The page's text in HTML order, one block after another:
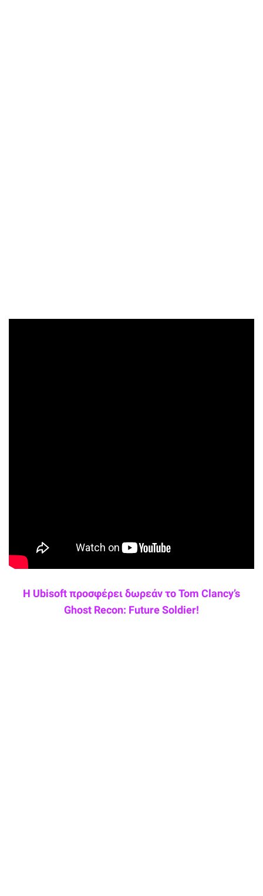
Η Ubisoft προσφέρει δωρεάν το Tom Clancy’s
Ghost Recon: Future Soldier!